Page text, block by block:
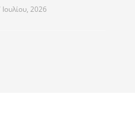
Ιουλίου, 2026